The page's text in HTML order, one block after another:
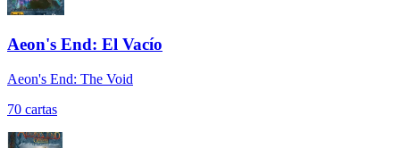
Aeon's End: El Vacío
Aeon's End: The Void
70 cartas